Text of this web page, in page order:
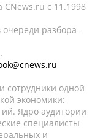
c 11.1998
разбора -
сотрудники одной
экономики:
Ядро аудитории
специалисты
и